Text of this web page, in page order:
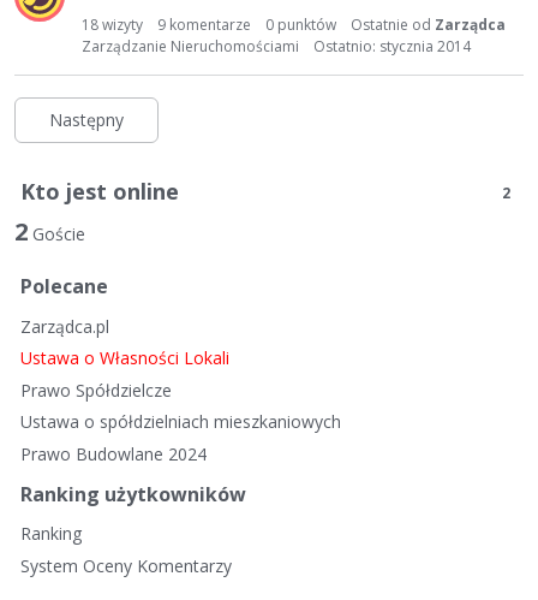
18wizyty 9 komentarze 0 punktów Ostatnie od Zarządca
Ostatnio: stycznia 2014
Zarządzanie Nieruchomościami
Następny
Kto jest online 2
2 Goście
Polecane
Zarządca.pl
Ustawa o Własności Lokali
Prawo Spółdzielcze
Ustawa o spółdzielniach mieszkaniowych
Prawo Budowlane 2024
Ranking użytkowników
Ranking
System Oceny Komentarzy